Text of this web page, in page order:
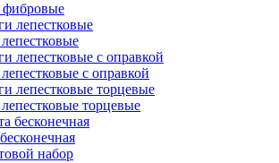
с оправкой
торцевые